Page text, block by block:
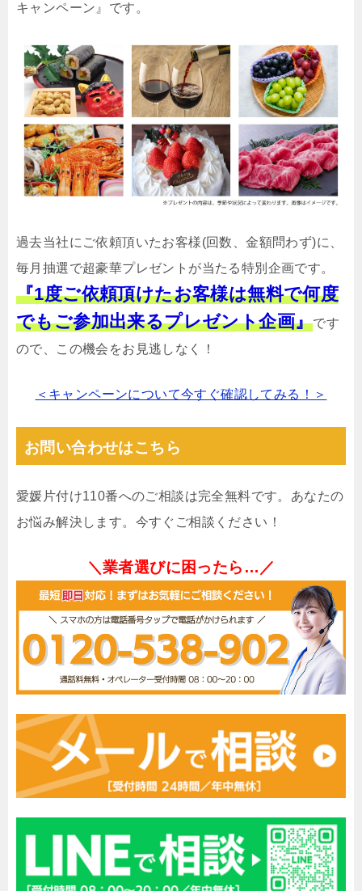
キャンペーン』です。
過去当社にご依頼頂いたお客様(回数、金額問わず)に、
毎月抽選で超豪華プレゼントが当たる特別企画です。
『1度ご依頼頂けたお客様は無料で何度
でもご参加出来るプレゼント企画』です
ので、この機会をお見逃しなく！
＜キャンペーンについて今すぐ確認してみる！＞
お問い合わせはこちら
愛媛片付け110番へのご相談は完全無料です。あなたの
お悩み解決します。今すぐご相談ください！
＼業者選びに困ったら…／